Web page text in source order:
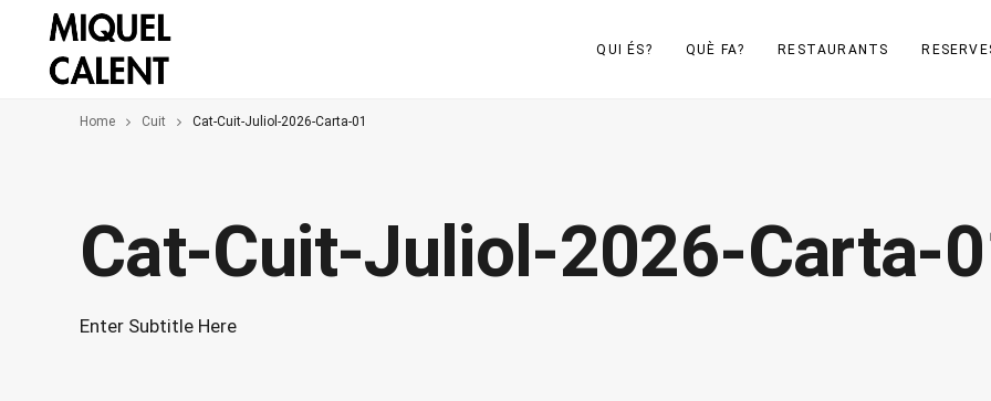
QUI ÉS? QUÈ FA? RESTAURANTS
Home Cuit Cat-Cuit-Juliol-2026-Carta-01
Cat-Cuit-Juliol-2026-Carta-
Enter Subtitle Here